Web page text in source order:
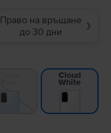
Право на връщане
до 30 дни
❯
Cloud
White